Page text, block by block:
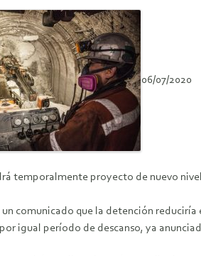
06/07/2020
temporalmente proyecto de nuevo
comunicado que la detención reduciría
igual período de descanso, ya